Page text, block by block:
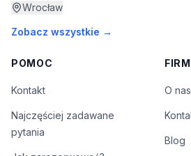
Wrocław
Zobacz wszystkie →
POMOC
Kontakt
Najczęściej zadawane
pytania
O nas
Blog